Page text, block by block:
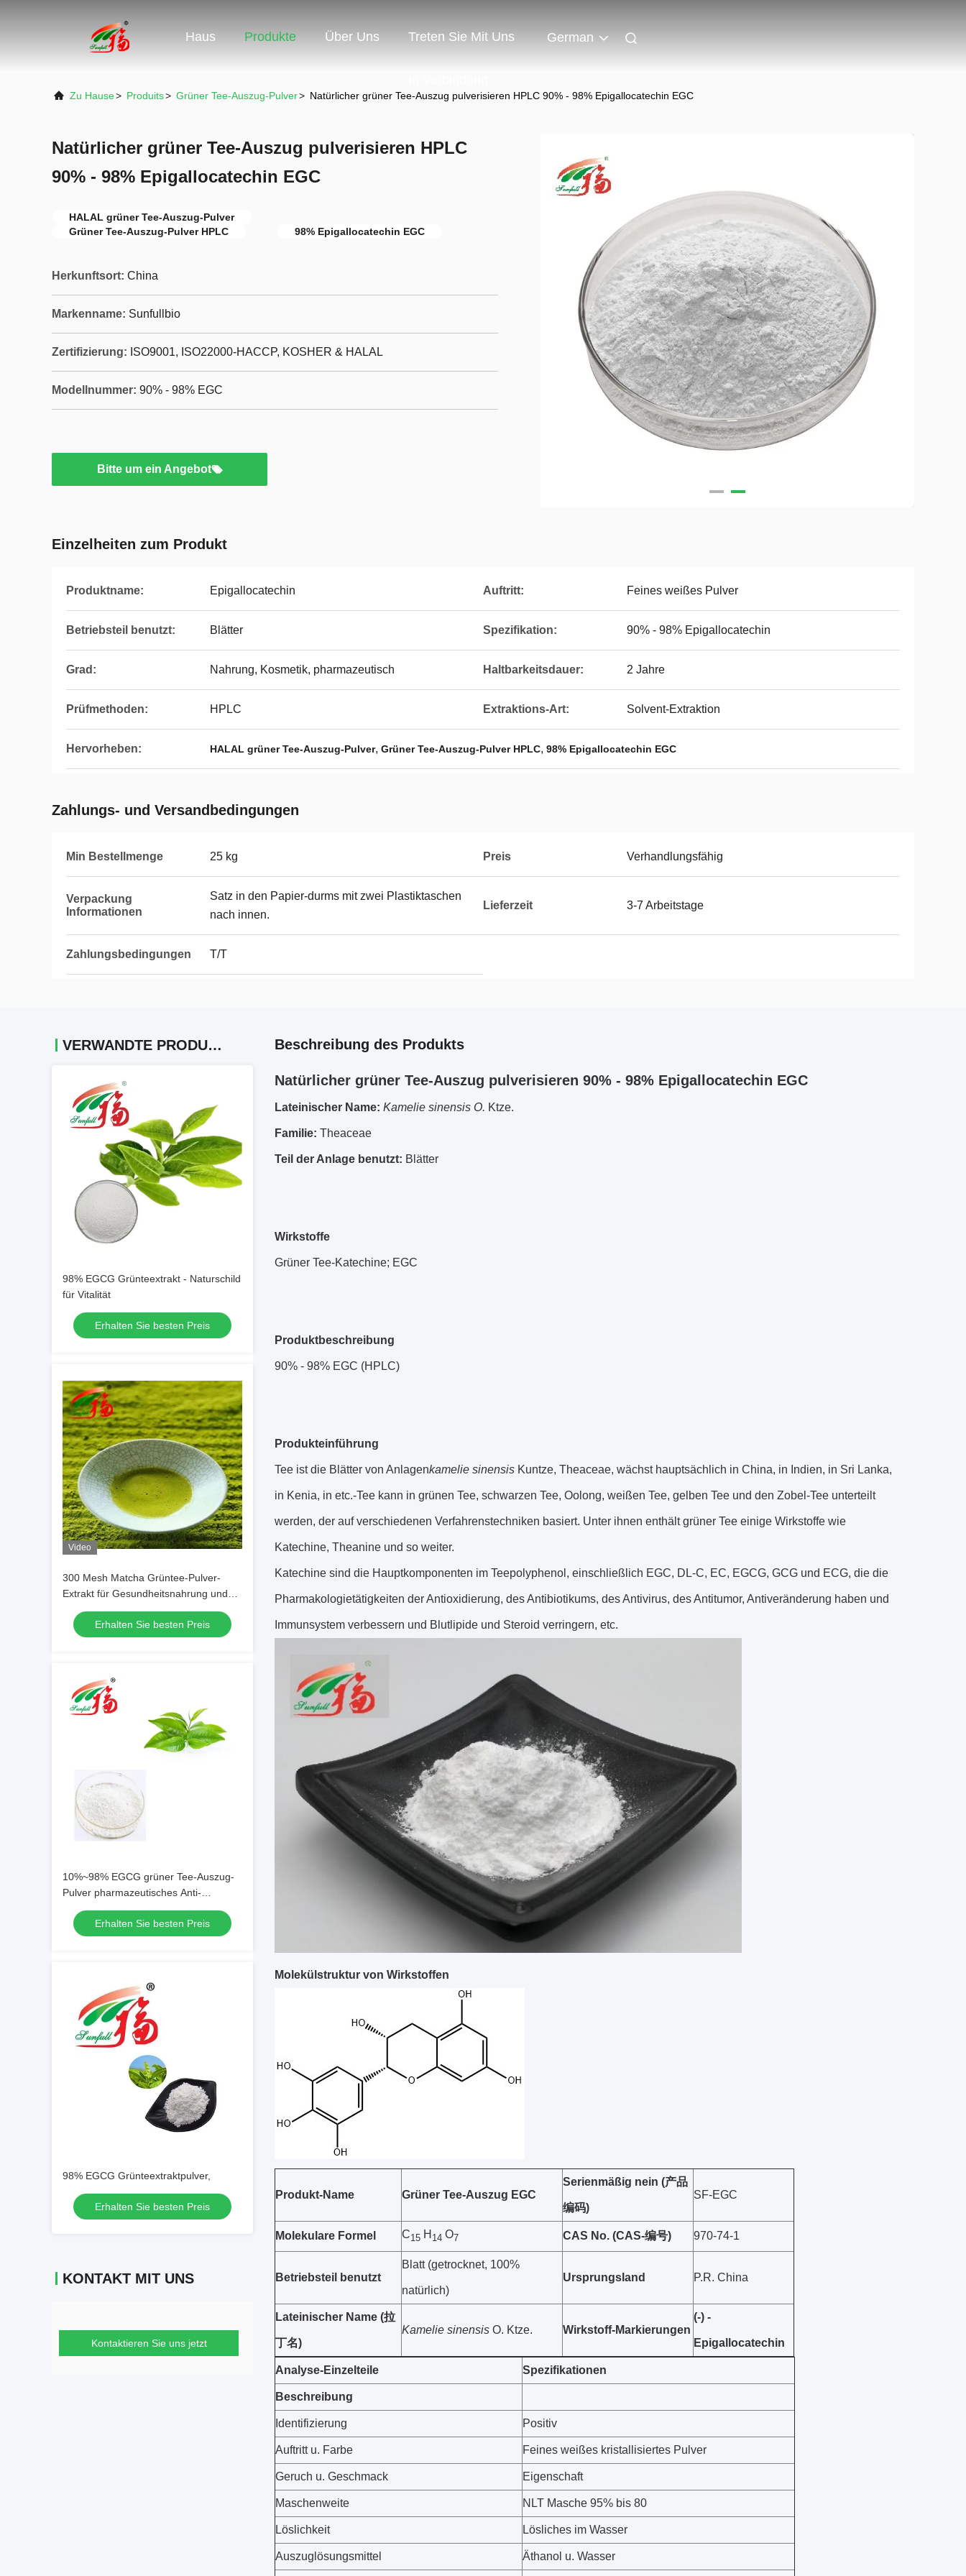
Haus Produkte Über Uns Treten Sie Mit Uns German
Zu Hause> Produits> Grüner Tee-Auszug-Pulver> Natürlicher grüner Tee-Auszug pulverisieren HPLC 90% - 98% Epigallocatechin EGC
Natürlicher grüner Tee-Auszug pulverisieren HPLC
90% - 98% Epigallocatechin EGC
HALAL grüner Tee-Auszug-Pulver
Grüner Tee-Auszug-Pulver HPLC
98% Epigallocatechin EGC
Herkunftsort: China
Markenname: Sunfullbio
Zertifizierung: ISO9001, ISO22000-HACCP, KOSHER & HALAL
Modellnummer: 90% - 98% EGC
Bitte um ein Angebot
Einzelheiten zum Produkt
Produktname: Epigallocatechin Auftritt: Feines weißes Pulver
Betriebsteil benutzt: Blätter Spezifikation: 90% - 98% Epigallocatechin
Grad: Nahrung, Kosmetik, pharmazeutisch Haltbarkeitsdauer: 2 Jahre
Prüfmethoden: HPLC Extraktions-Art: Solvent-Extraktion
Hervorheben: HALAL grüner Tee-Auszug-Pulver, Grüner Tee-Auszug-Pulver HPLC, 98% Epigallocatechin EGC
Zahlungs- und Versandbedingungen
Min Bestellmenge 25 kg Preis Verhandlungsfähig
Verpackung
Informationen
Satz in den Papier-durms mit zwei Plastiktaschen
nach innen.
Lieferzeit 3-7 Arbeitstage
Zahlungsbedingungen T/T
VERWANDTE PRODUKTE
98% EGCG Grünteextrakt - Naturschild
für Vitalität
Erhalten Sie besten Preis
Video
300 Mesh Matcha Grüntee-Pulver-
Extrakt für Gesundheitsnahrung und
Getränke
Erhalten Sie besten Preis
10%~98% EGCG grüner Tee-Auszug-
Pulver pharmazeutisches Anti-
Atherogenic
Erhalten Sie besten Preis
98% EGCG Grünteextraktpulver,
Erhalten Sie besten Preis
KONTAKT MIT UNS
Kontaktieren Sie uns jetzt
Beschreibung des Produkts
Natürlicher grüner Tee-Auszug pulverisieren 90% - 98% Epigallocatechin EGC
Lateinischer Name: Kamelie sinensis O. Ktze.
Familie: Theaceae
Teil der Anlage benutzt: Blätter
Wirkstoffe
Grüner Tee-Katechine; EGC
Produktbeschreibung
90% - 98% EGC (HPLC)
Produkteinführung
Tee ist die Blätter von Anlagenkamelie sinensis Kuntze, Theaceae, wächst hauptsächlich in China, in Indien, in Sri Lanka,
in Kenia, in etc.-Tee kann in grünen Tee, schwarzen Tee, Oolong, weißen Tee, gelben Tee und den Zobel-Tee unterteilt
werden, der auf verschiedenen Verfahrenstechniken basiert. Unter ihnen enthält grüner Tee einige Wirkstoffe wie
Katechine, Theanine und so weiter.
Katechine sind die Hauptkomponenten im Teepolyphenol, einschließlich EGC, DL-C, EC, EGCG, GCG und ECG, die die
Pharmakologietätigkeiten der Antioxidierung, des Antibiotikums, des Antivirus, des Antitumor, Antiveränderung haben und
Immunsystem verbessern und Blutlipide und Steroid verringern, etc.
Molekülstruktur von Wirkstoffen
Produkt-Name Grüner Tee-Auszug EGC
Serienmäßig nein (产品
编码)
SF-EGC
Molekulare Formel C15 H 14 O7 CAS No. (CAS-编号) 970-74-1
Betriebsteil benutzt
Blatt (getrocknet, 100%
natürlich)
Ursprungsland P.R. China
Lateinischer Name (拉
丁名)
Kamelie sinensis O. Ktze. Wirkstoff-Markierungen
(-) -
Epigallocatechin
Analyse-Einzelteile Spezifikationen
Beschreibung
Identifizierung Positiv
Auftritt u. Farbe Feines weißes kristallisiertes Pulver
Geruch u. Geschmack Eigenschaft
Maschenweite NLT Masche 95% bis 80
Löslichkeit Lösliches im Wasser
Auszuglösungsmittel Äthanol u. Wasser